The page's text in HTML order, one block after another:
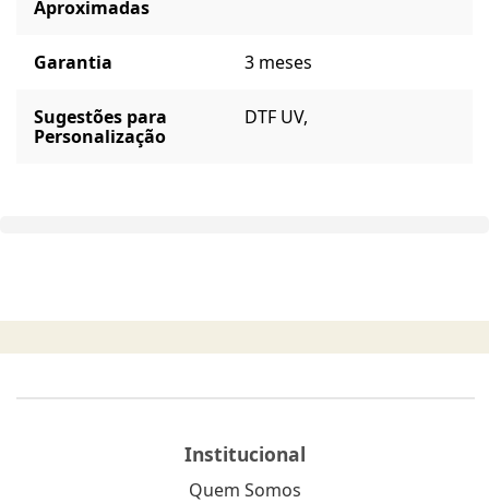
Aproximadas
Garantia 3 meses
Sugestões para
Personalização
DTF UV,
Institucional
Quem Somos